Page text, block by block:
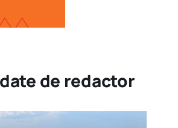
de redactor